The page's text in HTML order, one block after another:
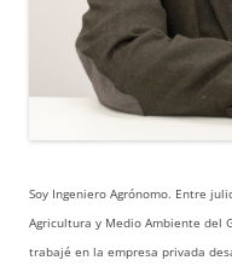
Soy Ingeniero Agrónomo. Entre
Agricultura y Medio Ambiente del
trabajé en la empresa privada